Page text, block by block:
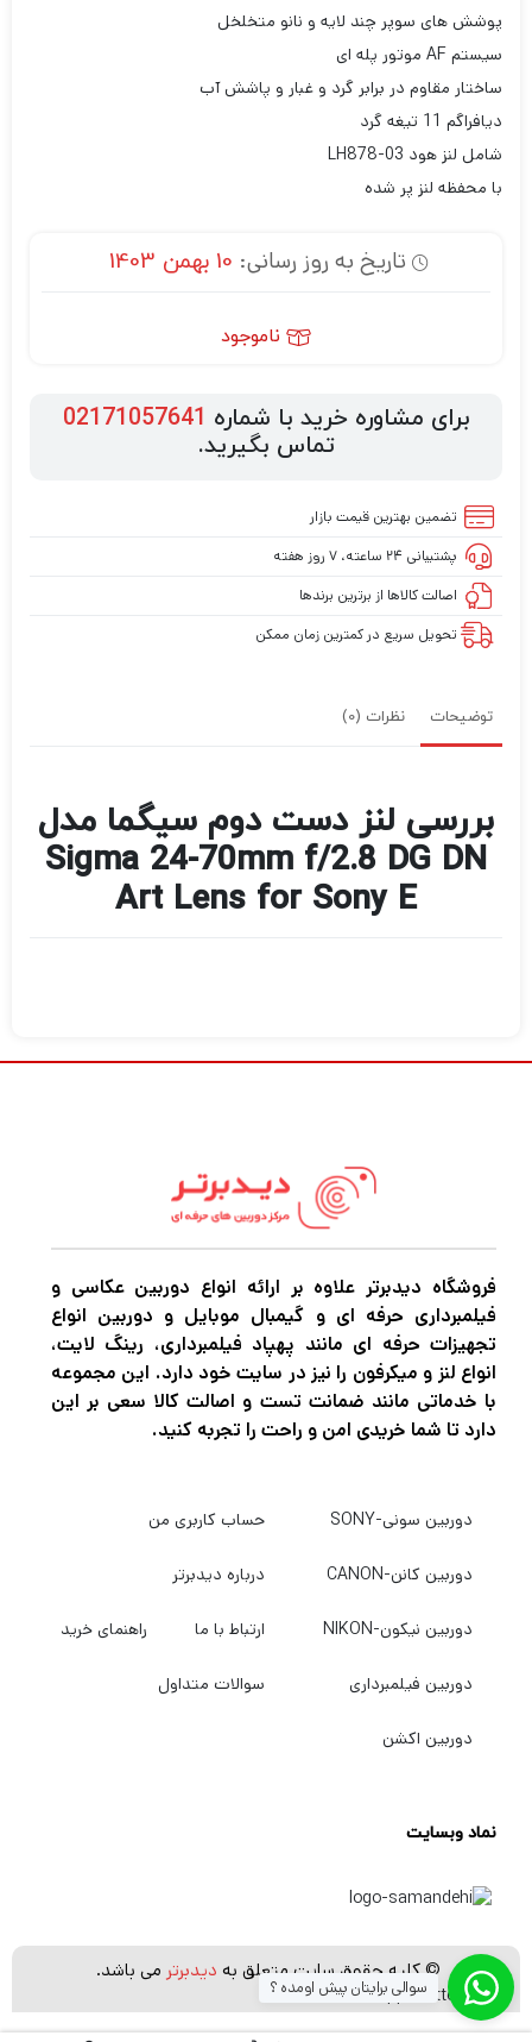
پوشش های سوپر چند لایه و نانو متخلخل
سیستم AF موتور پله ای
ساختار مقاوم در برابر گرد و غبار و پاشش آب
دیافراگم 11 تیغه گرد
شامل لنز هود LH878-03
با محفظه لنز پر شده
تاریخ به روز رسانی: 10 بهمن 1403
ناموجود
برای مشاوره خرید با شماره 02171057641
تماس بگیرید.
تضمین بهترین قیمت بازار
پشتیبانی ۲۴ ساعته، ۷ روز هفته
اصالت کالاها از برترین برندها
تحویل سریع در کمترین زمان ممکن
توضیحات نظرات (0)
بررسی لنز دست دوم سیگما مدل
Sigma 24-70mm f/2.8 DG DN
Art Lens for Sony E
فروشگاه دیدبرتر علاوه بر ارائه انواع دوربین عکاسی و
فیلمبرداری حرفه ای و گیمبال موبایل و دوربین انواع
تجهیزات حرفه ای مانند پهپاد فیلمبرداری، رینگ لایت،
انواع لنز و میکرفون را نیز در سایت خود دارد. این مجموعه
با خدماتی مانند ضمانت تست و اصالت کالا سعی بر این
دارد تا شما خریدی امن و راحت را تجربه کنید.
دوربین سونی-SONY
دوربین کانن-CANON
دوربین نیکون-NIKON
دوربین فیلمبرداری
دوربین اکشن
حساب کاربری من
درباره دیدبرتر
ارتباط با ما راهنمای خرید
سوالات متداول
نماد وبسایت
© کلیه حقوق سایت متعلق به دیدبرتر می باشد.
[whatsapp_buttons] سوالی برایتان پیش اومده ؟